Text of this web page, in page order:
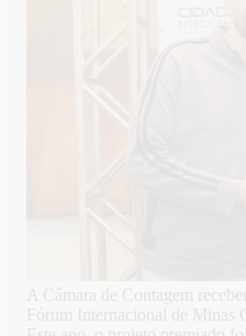
A Câmara de Contagem
Fórum Internacional de Minas